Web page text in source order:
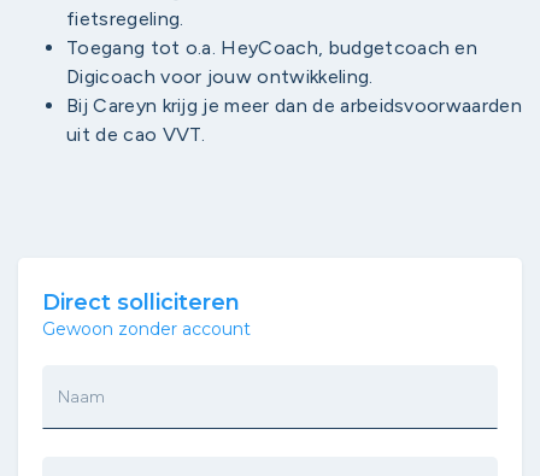
fietsregeling.
Toegang tot o.a. HeyCoach, budgetcoach en
Digicoach voor jouw ontwikkeling.
Bij Careyn krijg je meer dan de arbeidsvoorwaarden
uit de cao VVT.
Direct solliciteren
Gewoon zonder account
Naam